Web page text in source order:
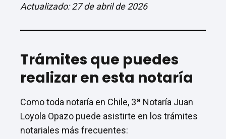
Actualizado: 27 de abril de 2026
Trámites que puedes
realizar en esta notaría
Como toda notaría en Chile, 3ª Notaría Juan
Loyola Opazo puede asistirte en los trámites
notariales más frecuentes: